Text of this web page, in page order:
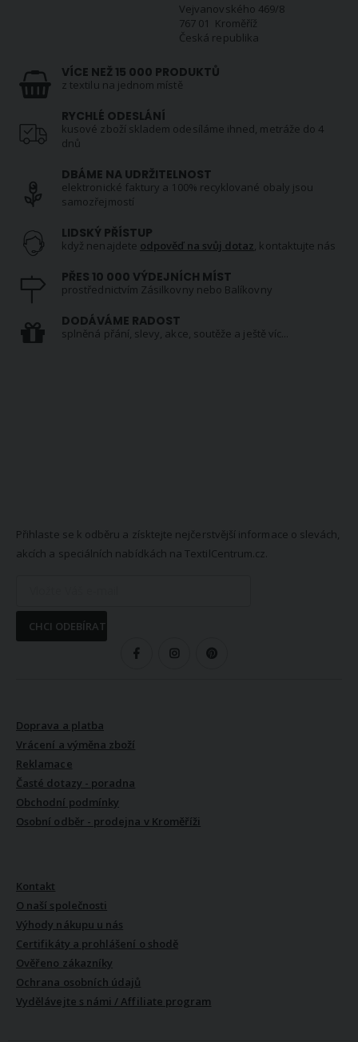
Vejvanovského 469/8
767 01 Kroměříž
Česká republika
VÍCE NEŽ 15 000 PRODUKTŮ
z textilu na jednom místě
RYCHLÉ ODESLÁNÍ
kusové zboží skladem odesíláme ihned, metráže do 4
dnů
DBÁME NA UDRŽITELNOST
elektronické faktury a 100% recyklované obaly jsou
samozřejmostí
LIDSKÝ PŘÍSTUP
když nenajdete odpověď na svůj dotaz, kontaktujte nás
PŘES 10 000 VÝDEJNÍCH MÍST
prostřednictvím Zásilkovny nebo Balíkovny
DODÁVÁME RADOST
splněná přání, slevy, akce, soutěže a ještě víc...
Přihlaste se k odběru a získtejte nejčerstvější informace o slevách,
akcích a speciálních nabídkách na TextilCentrum.cz.
CHCI ODEBÍRAT
Doprava a platba
Vrácení a výměna zboží
Reklamace
Časté dotazy - poradna
Obchodní podmínky
Osobní odběr - prodejna v Kroměříži
Kontakt
O naší společnosti
Výhody nákupu u nás
Certifikáty a prohlášení o shodě
Ověřeno zákazníky
Ochrana osobních údajů
Vydělávejte s námi / Affiliate program